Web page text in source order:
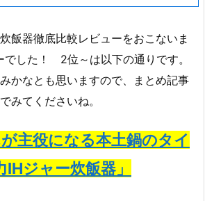
飯器徹底比較レビューをおこないま
でした！ 2位～は以下の通りです。
かなとも思いますので、まとめ記事
みてくださいね。
主役になる本土鍋のタイ
ジャー炊飯器」